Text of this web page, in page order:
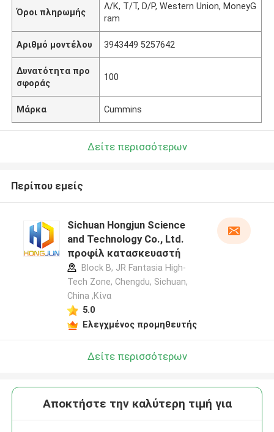
Όροι πληρωμής
Λ/Κ, T/T, D/P, Western Union, MoneyG
ram
Αριθμό μοντέλου 3943449 5257642
Δυνατότητα προ
σφοράς
100
Μάρκα Cummins
Δείτε περισσότερων
Περίπου εμείς
Sichuan Hongjun Science
and Technology Co., Ltd.
προφίλ κατασκευαστή
Block B, JR Fantasia High-
Tech Zone, Chengdu, Sichuan,
China ,Κίνα
5.0
Ελεγχμένος προμηθευτής
Δείτε περισσότερων
Αποκτήστε την καλύτερη τιμή για